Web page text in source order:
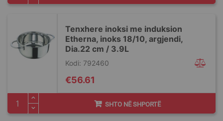
Tenxhere inoksi me induksion
Etherna, inoks 18/10, argjendi,
Dia.22 cm / 3.9L
Kodi: 792460
€56.61
SHTO NË SHPORTË